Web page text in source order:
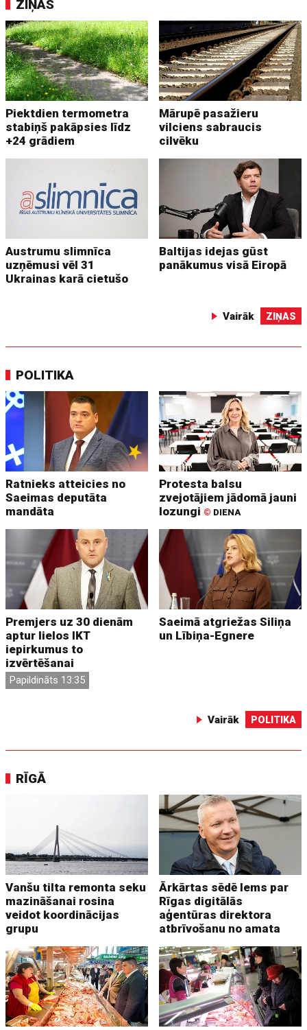
ZIŅAS
Piektdien termometra
stabiņš pakāpsies līdz
+24 grādiem
Mārupē pasažieru
vilciens sabraucis
cilvēku
Austrumu slimnīca
uzņēmusi vēl 31
Ukrainas karā cietušo
Baltijas idejas gūst
panākumus visā Eiropā
Vairāk ZIŅAS
POLITIKA
Ratnieks atteicies no
Saeimas deputāta
mandāta
Protesta balsu
zvejotājiem jādomā jauni
lozungi © DIENA
Premjers uz 30 dienām
aptur lielos IKT
iepirkumus to
izvērtēšanai
Papildināts 13:35
Saeimā atgriežas Siliņa
un Lībiņa-Egnere
Vairāk POLITIKA
RĪGĀ
Vanšu tilta remonta seku
mazināšanai rosina
veidot koordinācijas
grupu
Ārkārtas sēdē lems par
Rīgas digitālās
aģentūras direktora
atbrīvošanu no amata